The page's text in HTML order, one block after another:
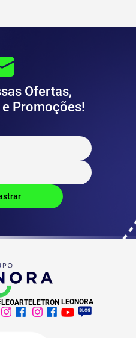
Ofertas,
Promoções!
LEOARTELETRON LEONORA